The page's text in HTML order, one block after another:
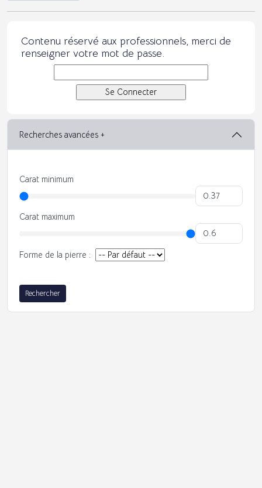
Contenu réservé aux professionnels, merci de
renseigner votre mot de passe.
Recherches avancées +
Carat minimum
Carat maximum
Forme de la pierre :